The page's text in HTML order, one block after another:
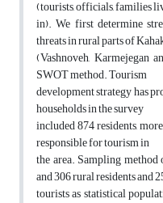
(tourists, officials, families
in). We first determine
threats in rural parts of
(Vashnoveh,
SWOT method. Tourism
development strategy has
households in the survey
included 874 residents,
responsible for tourism in
the area. Sampling
and 306 rural residents and
tourists as statistical